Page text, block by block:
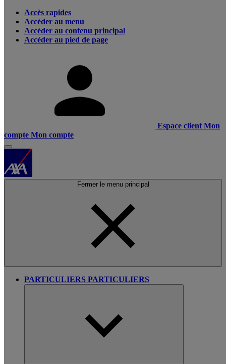
Accès rapides
Accéder au menu
Accéder au contenu principal
Accéder au pied de page
Espace client Mon
compte Mon compte
Fermer le menu principal
PARTICULIERS PARTICULIERS